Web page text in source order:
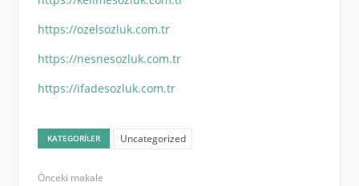
https://ozelsozluk.com.tr
https://nesnesozluk.com.tr
https://ifadesozluk.com.tr
KATEGORILER Uncategorized
Önceki makale